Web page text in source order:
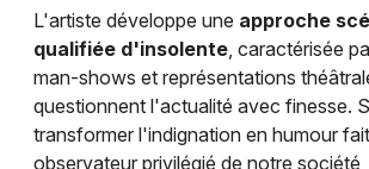
L'artiste développe une approche
qualifiée d'insolente, caractérisée
man-shows et représentations
questionnent l'actualité avec finesse.
transformer l'indignation en humour
observateur privilégié de notre